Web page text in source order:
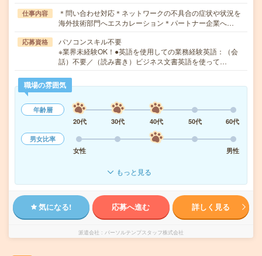
仕事内容
＊問い合わせ対応＊ネットワークの不具合の症状や状況を
海外技術部門へエスカレーション＊パートナー企業へ…
応募資格
パソコンスキル不要
※業界未経験OK！●英語を使用しての業務経験英語：（会
話）不要／（読み書き）ビジネス文書英語を使って…
職場の雰囲気
年齢層
20代
30代 40代 50代
60代
男女比率
女性
男性
もっと見る
気になる! 応募へ進む 詳しく見る
派遣会社 パーソルテンプスタッフ株式会社